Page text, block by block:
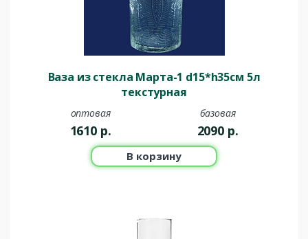
Ваза из стекла Марта-1 d15*h35см 5л
текстурная
оптовая
1610 р.
базовая
2090 р.
В корзину